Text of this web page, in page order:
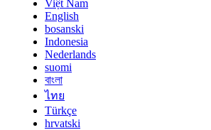
Việt Nam
English
bosanski
Indonesia
Nederlands
suomi
বাংলা
ไทย
Türkçe
hrvatski